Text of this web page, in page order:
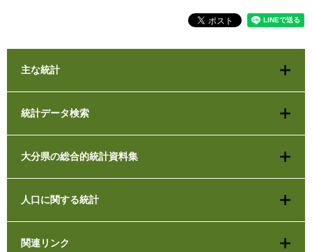
主な統計
統計データ検索
大分県の総合的統計資料集
人口に関する統計
関連リンク